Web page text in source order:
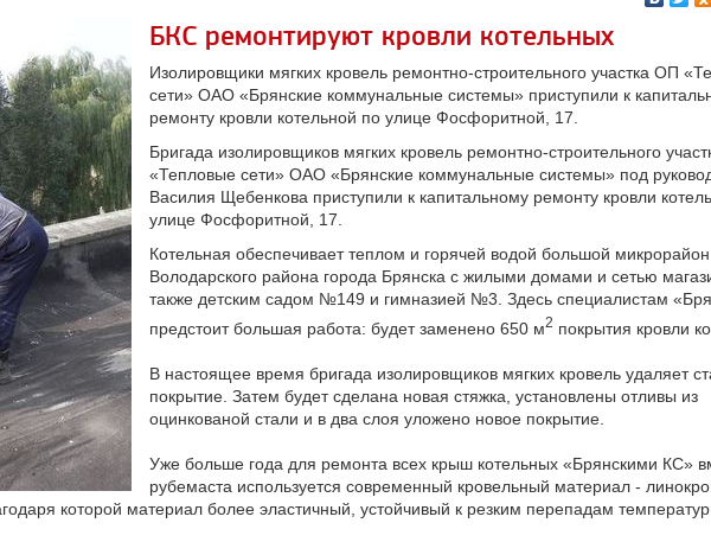
БКС ремонтируют кровли котельных
Изолировщики мягких кровель ремонтно-строительного участка ОП
сети» ОАО «Брянские коммунальные системы» приступили к
ремонту кровли котельной по улице Фосфоритной, 17.
Бригада изолировщиков мягких кровель ремонтно-строительного
«Тепловые сети» ОАО «Брянские коммунальные системы» под
Василия Щебенкова приступили к капитальному ремонту кровли
улице Фосфоритной, 17.
Котельная обеспечивает теплом и горячей водой большой микрорайон
Володарского района города Брянска с жилыми домами и сетью
также детским садом №149 и гимназией №3. Здесь специалистам
предстоит большая работа: будет заменено 650 м2 покрытия кровли
В настоящее время бригада изолировщиков мягких кровель удаляет
покрытие. Затем будет сделана новая стяжка, установлены отливы из
оцинкованой стали и в два слоя уложено новое покрытие.
Уже больше года для ремонта всех крыш котельных «Брянскими КС»
рубемаста используется современный кровельный материал -
которой материал более эластичный, устойчивый к резким перепадам